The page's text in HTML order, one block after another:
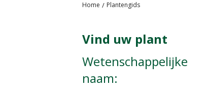
Home Plantengids
Vind uw plant
Wetenschappelijke
naam: